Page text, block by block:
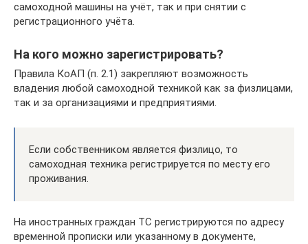
самоходной машины на учёт, так и при снятии с
регистрационного учёта.
На кого можно зарегистрировать?
Правила КоАП (п. 2.1) закрепляют возможность
владения любой самоходной техникой как за физлицами,
так и за организациями и предприятиями.
Если собственником является физлицо, то
самоходная техника регистрируется по месту его
проживания.
На иностранных граждан ТС регистрируются по адресу
временной прописки или указанному в документе,